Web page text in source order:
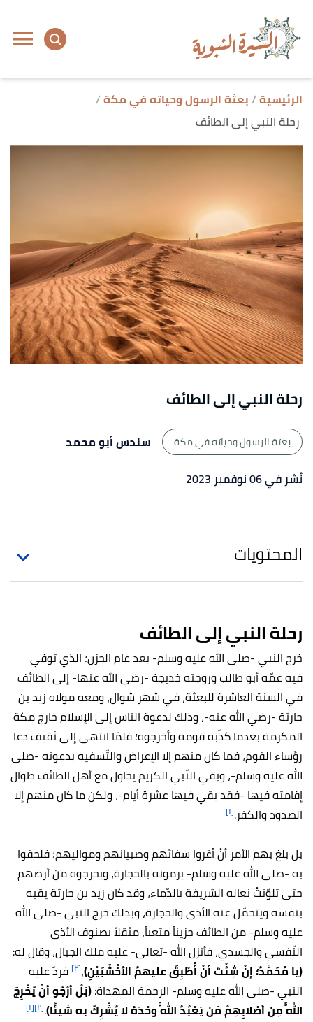
الرئيسية بعثة الرسول وحياته في مكة
رحلة النبي إلى الطائف
رحلة النبي إلى الطائف
بعثة الرسول وحياته في مكة
سندس أبو محمد
نُشر في 06 نوفمبر 2023
المحتويات
رحلة النبي إلى الطائف
خرج النبي -صلى الله عليه وسلم- بعد عام الحزن؛ الذي توفي
فيه عمّه أبو طالب وزوجته خديجة -رضي الله عنها- إلى الطائف
في السنة العاشرة للبعثة، في شهر شوال، ومعه مولاه زيد بن
حارثة -رضي الله عنه-، وذلك لدعوة الناس إلى الإسلام خارج مكة
المكرمة بعدما كذّبه قومه وأخرجوه؛ فلمّا انتهى إلى ثقيف دعا
رؤساء القوم، فما كان منهم إلا الإعراض والتّسفيه بدعوته -صلى
الله عليه وسلم-، وبقي النّبي الكريم يحاول مع أهل الطائف طوال
إقامته فيها -فقد بقي فيها عشرة أيام-، ولكن ما كان منهم إلا
الصدود والكفر.[١]
بل بلغ بهم الأمر أنْ أغروا سفائهم وصبيانهم ومواليهم؛ فلحقوا
به -صلى الله عليه وسلم- يرمونه بالحجارة، ويخرجوه من أرضهم
حتى تلوّنتْ نعاله الشريفة بالدّماء، وقد كان زيد بن حارثة يقيه
بنفسه ويتحمّل عنه الأذى والحجارة، وبذلك خرج النبي -صلى الله
عليه وسلم- من الطائف حزيناً متعباً، مثقلاً بصنوف الأذى
النّفسي والجسدي، فأنزل الله -تعالى- عليه ملك الجبال، وقال له:
(يا مُحَمَّدُ؛ إنْ شِئْتَ أنْ أُطْبِقَ عليهمُ الأخْشَبَيْنِ)،[٢]
فردّ عليه
النبي -صلى الله عليه وسلم- الرحمة المهداة:(بَلْ أرْجُو أنْ يُخْرِجَ
اللَّهُ مِن أصْلابِهِمْ مَن يَعْبُدُ اللَّهَ وحْدَهُ لا يُشْرِكُ به شيئًا).[٢] [١]